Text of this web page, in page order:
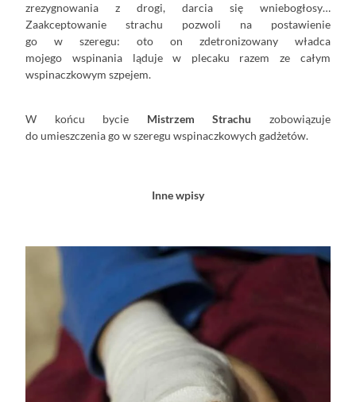
zrezygnowania z drogi, darcia się wniebogłosy…
Zaakceptowanie strachu pozwoli na postawienie
go w szeregu: oto on zdetronizowany władca
mojego wspinania ląduje w plecaku razem ze całym
wspinaczkowym szpejem.
W końcu bycie Mistrzem Strachu zobowiązuje
do umieszczenia go w szeregu wspinaczkowych gadżetów.
Inne wpisy